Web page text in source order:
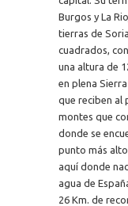
Burgos y La
tierras de
cuadrados,
una altura de
en plena
que reciben al
montes que
donde se
punto más alto
aquí donde
agua de
26 Km. de